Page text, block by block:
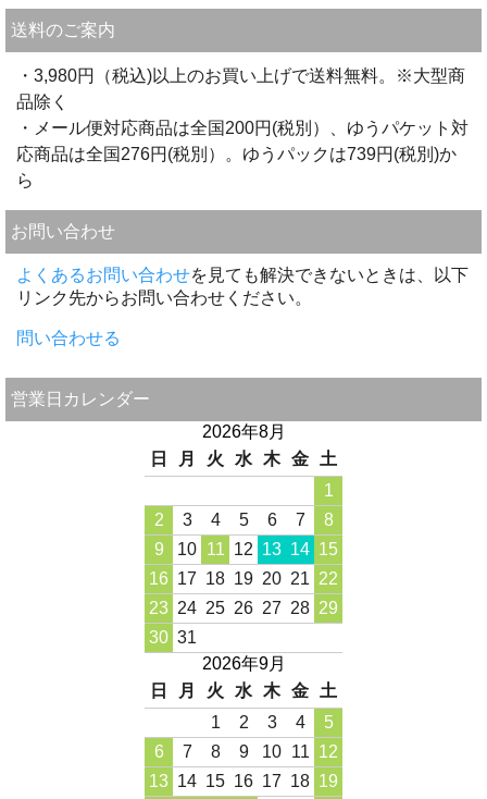
送料のご案内
・3,980円（税込)以上のお買い上げで送料無料。※大型商
品除く
・メール便対応商品は全国200円(税別）、ゆうパケット対
応商品は全国276円(税別）。ゆうパックは739円(税別)か
ら
お問い合わせ
よくあるお問い合わせを見ても解決できないときは、以下
リンク先からお問い合わせください。
問い合わせる
営業日カレンダー
2026年8月
日
月 火 水 木 金
土
1
2
3 4 5 6 7
8
9
10 11 12 13 14 15
16 17 18 19 20 21 22
23 24 25 26 27 28 29
30 31
2026年9月
日
月 火 水 木 金
土
1
2 3 4
5
6
7 8 9 10 11 12
13 14 15 16 17 18 19